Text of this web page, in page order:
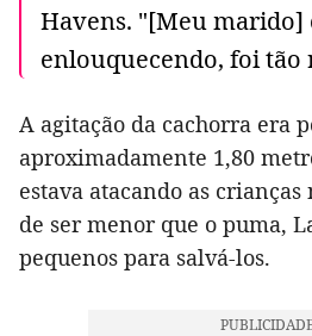
Havens. "[Meu
enlouquecendo, foi tão
A agitação da cachorra era
aproximadamente 1,80
estava atacando as
de ser menor que o puma,
pequenos para salvá-los.